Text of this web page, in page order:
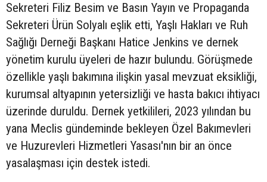
Sekreteri Filiz Besim ve Basın Yayın ve Propaganda
Sekreteri Ürün Solyalı eşlik etti, Yaşlı Hakları ve Ruh
Sağlığı Derneği Başkanı Hatice Jenkins ve dernek
yönetim kurulu üyeleri de hazır bulundu. Görüşmede
özellikle yaşlı bakımına ilişkin yasal mevzuat eksikliği,
kurumsal altyapının yetersizliği ve hasta bakıcı ihtiyacı
üzerinde duruldu. Dernek yetkilileri, 2023 yılından bu
yana Meclis gündeminde bekleyen Özel Bakımevleri
ve Huzurevleri Hizmetleri Yasası'nın bir an önce
yasalaşması için destek istedi.